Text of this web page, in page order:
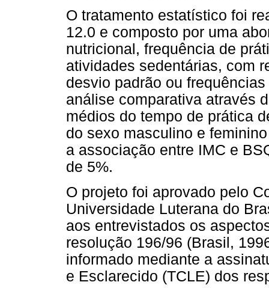
O tratamento estatístico foi
12.0 e composto por uma
nutricional, frequência de
atividades sedentárias, com
desvio padrão ou
análise comparativa através
médios do tempo de prática
do sexo masculino e
a associação entre IMC e
de 5%.
O projeto foi aprovado pelo
Universidade Luterana do
aos entrevistados os
resolução 196/96 (Brasil,
informado mediante a
e Esclarecido (TCLE) dos